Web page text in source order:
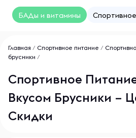
БАДы и витамины
Главная / Спортивное питание /
брусники /
Спортивное
Вкусом Брусники –
Скидки